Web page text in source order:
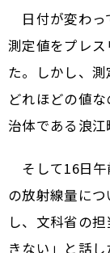
日付が変わっ
測定値をプレ
た。しかし、
どれほどの値
治体である浪江
そして16日午
の放射線量に
し、文科省の
きない」と話